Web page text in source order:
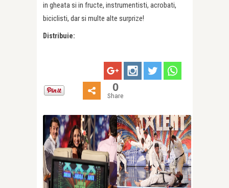
in gheata si in fructe, instrumentisti, acrobati,
biciclisti, dar si multe alte surprize!
Distribuie:
0
Share